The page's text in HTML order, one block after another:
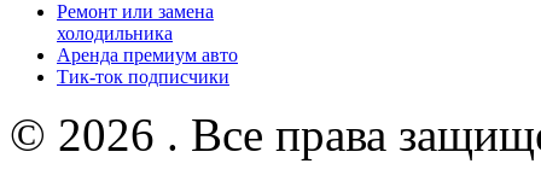
Ремонт или замена
холодильника
Аренда премиум авто
Тик-ток подписчики
© 2026 . Все права